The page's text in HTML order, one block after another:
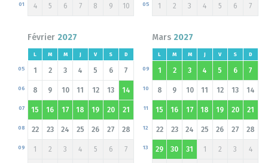
4
01 5 6 7 8 9 10 1
05 2 3 4 5 6 7
Février 2027
L M M J V S D
1
05 2 3 4 5 6 7
8
06 9 10 11 12 13 14
15
07 16 17 18 19 20 21
22
08 23 24 25 26 27 28
1
09 2 3 4 5 6 7
Mars 2027
L M M J V S D
1
09 2 3 4 5 6 7
8
10 9 10 11 12 13 14
15
11 16 17 18 19 20 21
22
12 23 24 25 26 27 28
29
13 30 31 1 2 3 4